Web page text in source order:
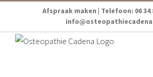
inhoud
Afspraak maken | Telefoon: 06 34